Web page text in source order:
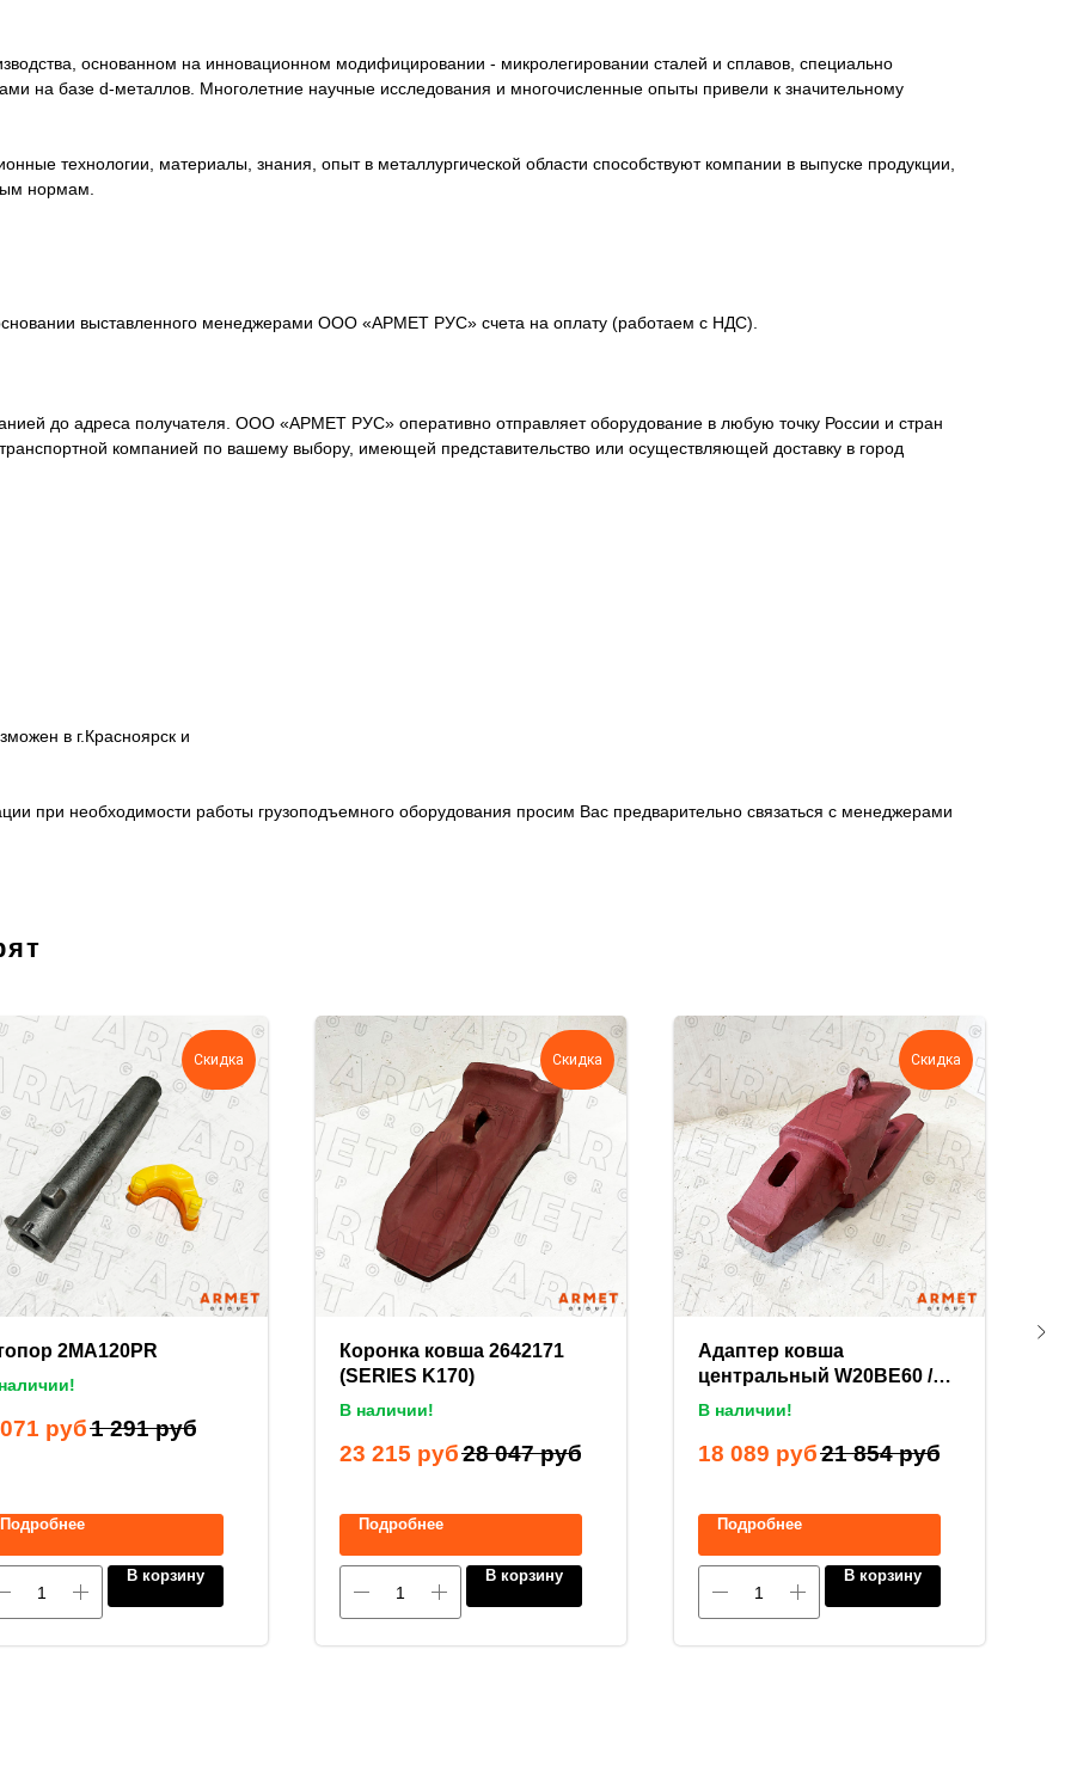
основанном на инновационном модифицировании - микролегировании сталей и сплавов, специально
на базе d-металлов. Многолетние научные исследования и многочисленные опыты привели к значительному
технологии, материалы, знания, опыт в металлургической области способствуют компании в выпуске продукции,
нормам.
выставленного менеджерами ООО «АРМЕТ РУС» счета на оплату (работаем с НДС).
до адреса получателя. ООО «АРМЕТ РУС» оперативно отправляет оборудование в любую точку России и стран
компанией по вашему выбору, имеющей представительство или осуществляющей доставку в город
в г.Красноярск и
при необходимости работы грузоподъемного оборудования просим Вас предварительно связаться с менеджерами
Скидка
2MA120PR
руб1 291 руб
Подробнее
В корзину
Скидка
Коронка ковша 2642171
(SERIES K170)
В наличии!
23 215 руб28 047 руб
Подробнее
В корзину
Скидка
Адаптер ковша
центральный W20BE60 /
C20BE60 / 720011 (60 мм)
В наличии!
18 089 руб21 854 руб
Подробнее
В корзину